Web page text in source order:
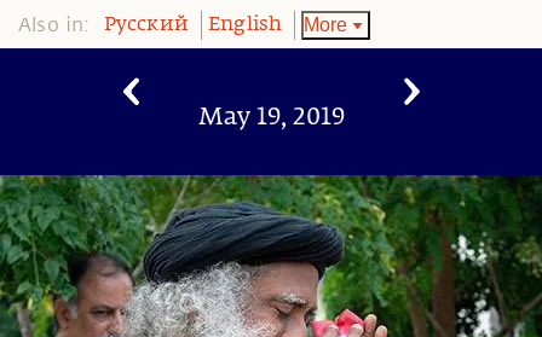
Also in: Pусский English More
May 19, 2019